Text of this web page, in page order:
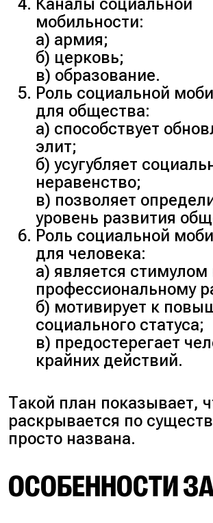
мобильности:
а) армия;
б) церковь;
в) образование.
Роль социальной
для общества:
а) способствует
элит;
б) усугубляет
неравенство;
в) позволяет
уровень развития
Роль социальной
для человека:
а) является стимулом
профессиональному
б) мотивирует к
социального статуса;
в) предостерегает
крайних действий.
Такой план показывает,
раскрывается по
просто названа.
ОСОБЕННОСТИ